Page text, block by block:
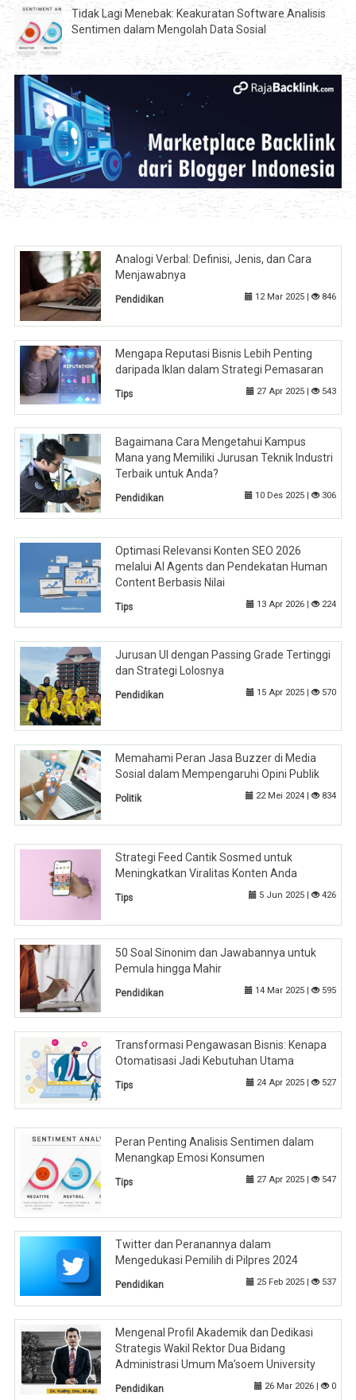
Tidak Lagi Menebak: Keakuratan Software Analisis
Sentimen dalam Mengolah Data Sosial
Analogi Verbal: Definisi, Jenis, dan Cara
Menjawabnya
Pendidikan 12 Mar 2025 | 846
Mengapa Reputasi Bisnis Lebih Penting
daripada Iklan dalam Strategi Pemasaran
Tips 27 Apr 2025 | 543
Bagaimana Cara Mengetahui Kampus
Mana yang Memiliki Jurusan Teknik Industri
Terbaik untuk Anda?
Pendidikan 10 Des 2025 | 306
Optimasi Relevansi Konten SEO 2026
melalui AI Agents dan Pendekatan Human
Content Berbasis Nilai
Tips 13 Apr 2026 | 224
Jurusan UI dengan Passing Grade Tertinggi
dan Strategi Lolosnya
Pendidikan 15 Apr 2025 | 570
Memahami Peran Jasa Buzzer di Media
Sosial dalam Mempengaruhi Opini Publik
Politik 22 Mei 2024 | 834
Strategi Feed Cantik Sosmed untuk
Meningkatkan Viralitas Konten Anda
Tips 5 Jun 2025 | 426
50 Soal Sinonim dan Jawabannya untuk
Pemula hingga Mahir
Pendidikan 14 Mar 2025 | 595
Transformasi Pengawasan Bisnis: Kenapa
Otomatisasi Jadi Kebutuhan Utama
Tips 24 Apr 2025 | 527
Peran Penting Analisis Sentimen dalam
Menangkap Emosi Konsumen
Tips 27 Apr 2025 | 547
Twitter dan Peranannya dalam
Mengedukasi Pemilih di Pilpres 2024
Pendidikan 25 Feb 2025 | 537
Mengenal Profil Akademik dan Dedikasi
Strategis Wakil Rektor Dua Bidang
Administrasi Umum Ma’soem University
Pendidikan 26 Mar 2026 | 0